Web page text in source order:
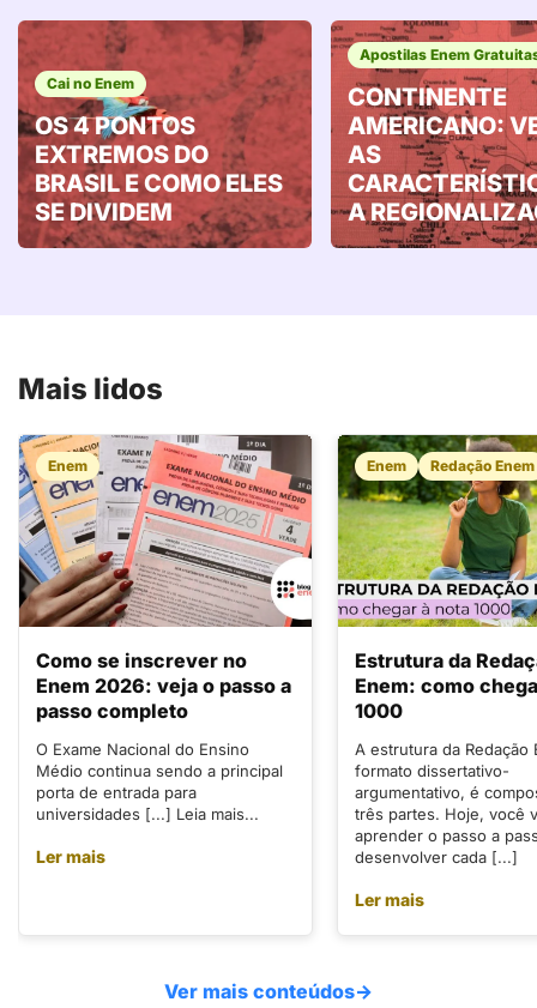
Cai no Enem
OS 4 PONTOS
EXTREMOS DO
BRASIL E COMO ELES
SE DIVIDEM
Apostilas Enem
CONTINENTE
AMERICANO:
AS
A
Mais lidos
Enem
Como se inscrever no
Enem 2026: veja o passo a
passo completo
O Exame Nacional do Ensino
Médio continua sendo a principal
porta de entrada para
universidades [...] Leia mais...
Ler mais
Enem Redação Enem
Estrutura da
Enem: como
1000
A estrutura da Redação
formato dissertativo-
argumentativo, é
três partes. Hoje, você
aprender o passo a
desenvolver cada [...]
Ler mais
Ver mais conteúdos→